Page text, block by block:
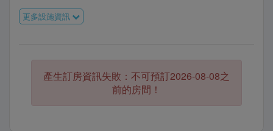
更多設施資訊
產生訂房資訊失敗：不可預訂2026-08-08之
前的房間！